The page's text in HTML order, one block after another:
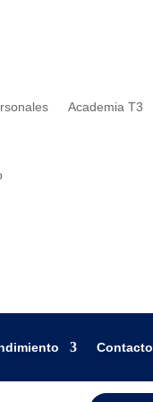
Academia T3
Contacto